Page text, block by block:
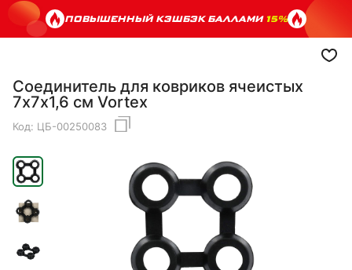
ПОВЫШЕННЫЙ КЭШБЭК БАЛЛАМИ15%
Соединитель для ковриков ячеистых
7х7х1,6 см Vortex
Код: ЦБ-00250083